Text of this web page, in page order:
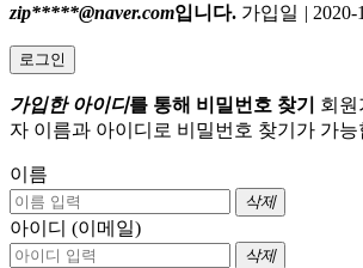
zip*****@naver.com입니다. 가입일 | 2020-
로그인
가입한 아이디를 통해 비밀번호 찾기
회원
자 이름과 아이디로 비밀번호 찾기가 가능
이름
삭제
아이디 (이메일)
삭제